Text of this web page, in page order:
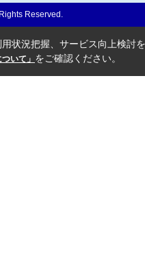
Reserved.
状況把握、サービス向上検討
いて」 をご確認ください。